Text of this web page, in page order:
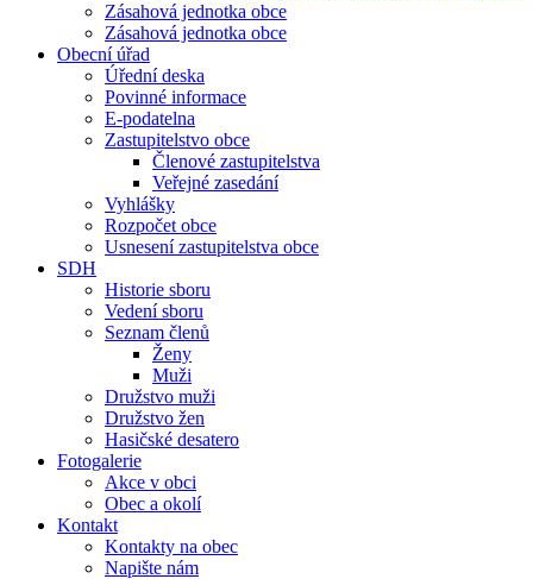
Zásahová jednotka obce
Zásahová jednotka obce
Obecní úřad
Úřední deska
Povinné informace
E-podatelna
Zastupitelstvo obce
Členové zastupitelstva
Veřejné zasedání
Vyhlášky
Rozpočet obce
Usnesení zastupitelstva obce
SDH
Historie sboru
Vedení sboru
Seznam členů
Ženy
Muži
Družstvo muži
Družstvo žen
Hasičské desatero
Fotogalerie
Akce v obci
Obec a okolí
Kontakt
Kontakty na obec
Napište nám